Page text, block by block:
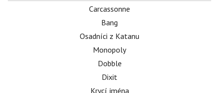
Carcassonne
Bang
Osadníci z Katanu
Monopoly
Dobble
Dixit
Krycí jména